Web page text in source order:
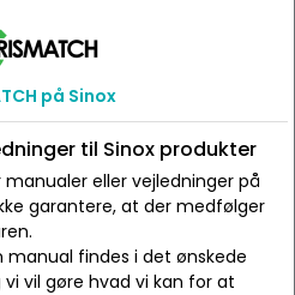
på Sinox
til Sinox produkter
eller vejledninger på
garantere, at der medfølger
findes i det ønskede
vil gøre hvad vi kan for at